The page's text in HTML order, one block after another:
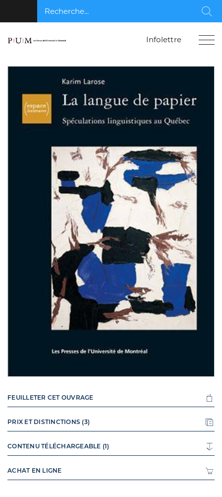
Recherche...
Infolettre
FEUILLETER CET OUVRAGE
PRIX ET DISTINCTIONS (3)
CONTENU TÉLÉCHARGEABLE (1)
ACHAT EN LIGNE